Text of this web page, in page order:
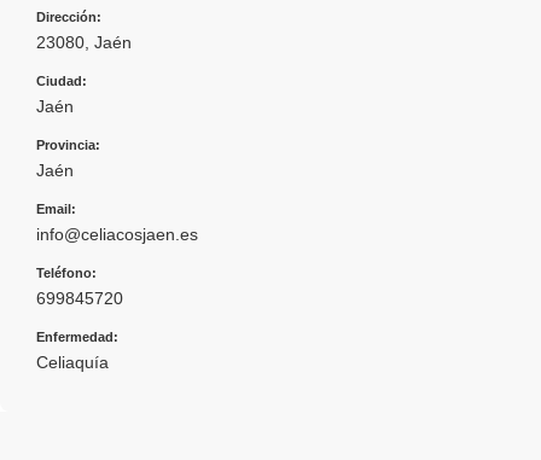
Dirección:
23080, Jaén
Ciudad:
Jaén
Provincia:
Jaén
Email:
info@celiacosjaen.es
Teléfono:
699845720
Enfermedad:
Celiaquía